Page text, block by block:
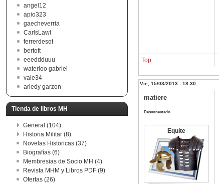
angel12
apio323
gaecheverria
CarlsLawl
ferrerdesot
bertott
eeeddduuu
waterloo gabriel
vale34
arledy garzon
Tienda de libros MH
General (104)
Historia Militar (8)
Novelas Historicas (37)
Biografías (6)
Membresias de Socio MH (4)
Revista MHM y Libros PDF (9)
Ofertas (26)
Top
Vie, 15/03/2013 - 18:30
matiere
Desconectado
Equite